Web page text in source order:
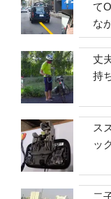
て
な
丈
持
ス
ッ
二